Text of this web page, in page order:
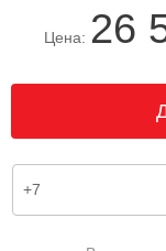
Цена: 26